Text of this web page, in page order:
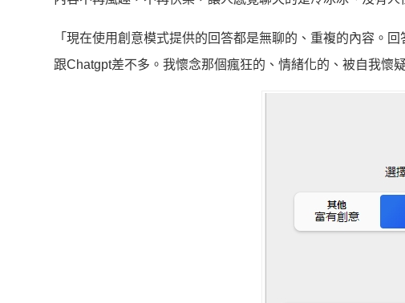
「現在使用創意模式提供的回答都是無聊的、重複的內容。
跟Chatgpt差不多。我懷念那個瘋狂的、情緒化的、被自我懷